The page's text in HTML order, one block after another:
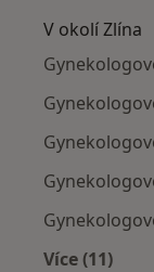
V okolí Zlína
Více (11)